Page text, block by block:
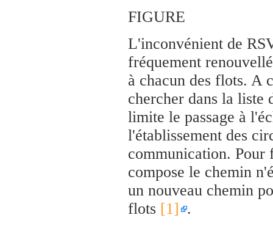
FIGURE
L'inconvénient de
fréquement
à chacun des flots. A
chercher dans la liste
limite le passage à
l'établissement des
communication. Pour
compose le chemin
un nouveau chemin
flots [1] .